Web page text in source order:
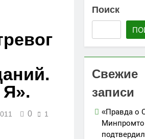
новой взлетно-
посадочной
СРО! НОСТРОЙ
ситуации с
обеспечением
объектов
Для детей
открыли набор
направлениям
«Я-ДИЗАЙНЕР»
Я».
0
1
Поиск
Свежие
записи
«Правда о
подтвердил